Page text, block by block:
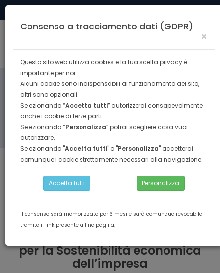
ABILITAZIONE PROFESSIONALE
tacs - tecniche di amministrazione e contabilità per la
Torna indietro
TACS - Tecniche di
per la Sostenibilità economica
dell’impresa
Consenso a tracciamento dati (GDPR)
×
Questo sito web utilizza cookies e la tua scelta privacy è
importante per noi.
Alcuni cookie sono indispensabili al funzionamento del sito,
altri sono opzionali.
Selezionando “Accetta tutti” autorizzerai consapevolmente
anche i cookie di terze parti.
Selezionando “Personalizza” potrai scegliere cosa vuoi
autorizzare.
Selezionando "Accetta tutti" o "Personalizza" accetterai
comunque i cookie strettamente necessari alla navigazione.
Accetta tutti Personalizza
Il consenso sarà memorizzato per 6 mesi e sarà comunque revocabile
tramite il link presente a fine pagina.